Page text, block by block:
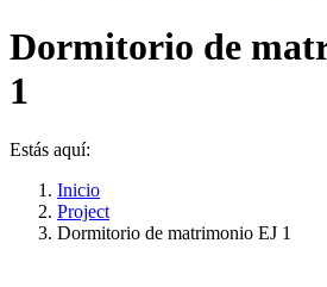
Dormitorio de
1
Estás aquí:
Inicio
Project
Dormitorio de matrimonio EJ 1